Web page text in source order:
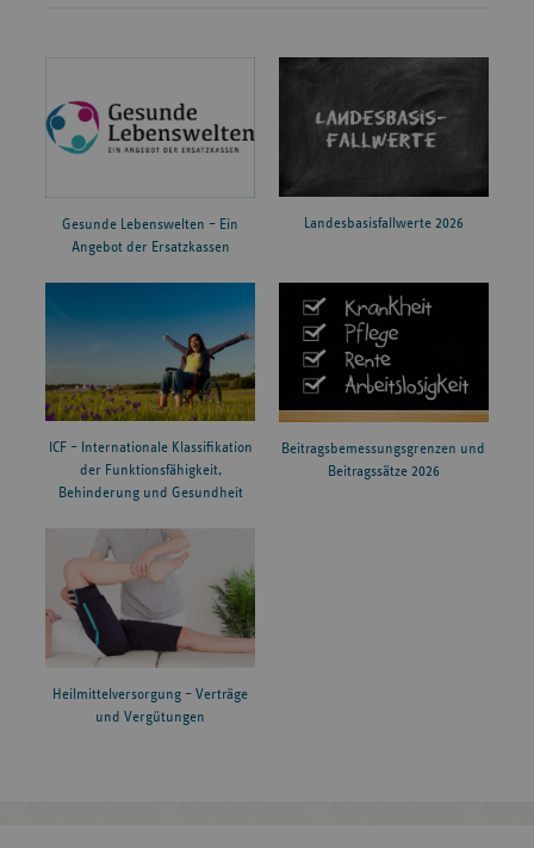
Gesunde Lebenswelten – Ein
Angebot der Ersatzkassen
Landesbasisfallwerte 2026
ICF – Internationale Klassifikation
der Funktionsfähigkeit,
Behinderung und Gesundheit
Beitragsbemessungsgrenzen und
Beitragssätze 2026
Heilmittelversorgung – Verträge
und Vergütungen